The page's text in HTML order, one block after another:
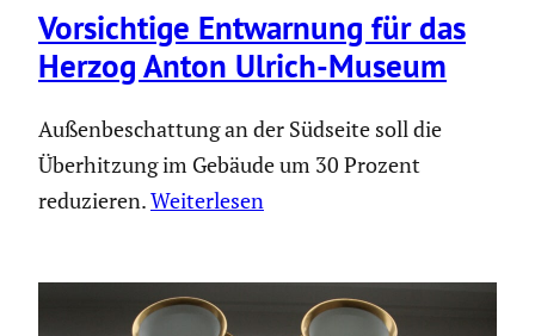
Vorsich­tige Entwar­nung für das
Herzog Anton Ulrich-Museum
Außen­be­schat­tung an der Südseite soll die
Überhit­zung im Gebäude um 30 Prozent
reduzieren.Weiter­lesen